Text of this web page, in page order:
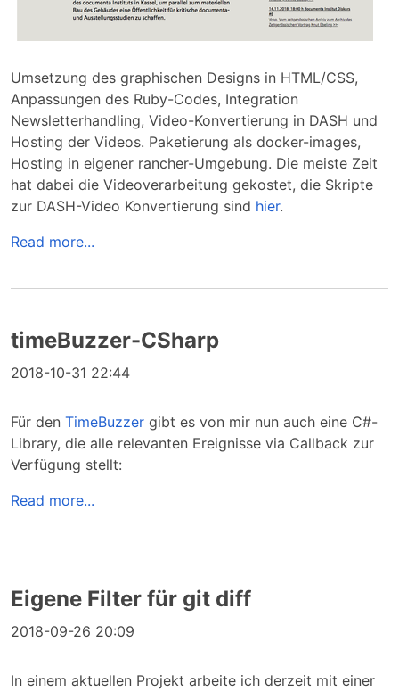
Umsetzung des graphischen Designs in HTML/CSS,
Anpassungen des Ruby-Codes, Integration
Newsletterhandling, Video-Konvertierung in DASH und
Hosting der Videos. Paketierung als docker-images,
Hosting in eigener rancher-Umgebung. Die meiste Zeit
hat dabei die Videoverarbeitung gekostet, die Skripte
zur DASH-Video Konvertierung sind hier.
Read more...
timeBuzzer-CSharp
2018-10-31 22:44
Für denTimeBuzzer gibt es von mir nun auch eine C#-
Library, die alle relevanten Ereignisse via Callback zur
Verfügung stellt:
Read more...
Eigene Filter für git diff
2018-09-26 20:09
In einem aktuellen Projekt arbeite ich derzeit mit einer